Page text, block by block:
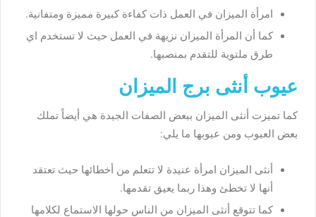
امرأة الميزان في العمل ذات كفاءة كبيرة مميزة ومتفانية.
كما أن المرأة الميزان نزيهة في العمل حيث لا تستخدم اي
طرق ملتوية للتقدم بمنصبها.
عيوب أنثى برج الميزان
كما تميزت أنثى الميزان ببعض الصفات الجيدة هي أيضاً تملك
بعض العيوب ومن عيوبها ما يلي:
أنثى الميزان امرأة عنيدة لا تتعلم من أخطائها حيث تعتقد
أنها لا تخطئ وهذا ربما يعيق تقدمها.
كما تتوقع أنثى الميزان من الناس حولها الاستماع لكلامها